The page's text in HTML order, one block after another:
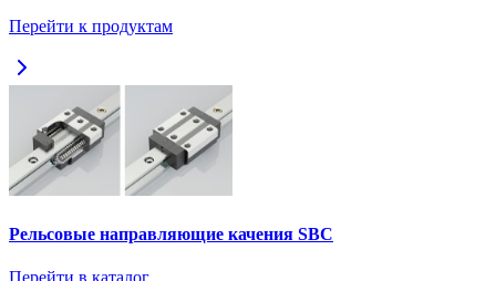
Перейти к продуктам
Рельсовые направляющие качения SBC
Перейти в каталог